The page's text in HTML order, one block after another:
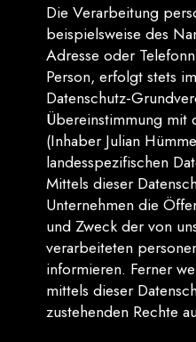
Die Verarbeitung
beispielsweise des
Adresse oder
Person, erfolgt stets
Datenschutz-
Übereinstimmung mit
(Inhaber Julian
landesspezifischen
Mittels dieser
Unternehmen die
und Zweck der von
verarbeiteten
informieren. Ferner
mittels dieser
zustehenden Rechte